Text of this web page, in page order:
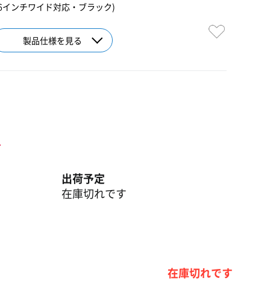
ンチワイド対応・ブラック)
製品仕様を見る
出荷予定
在庫切れです
在庫切れです